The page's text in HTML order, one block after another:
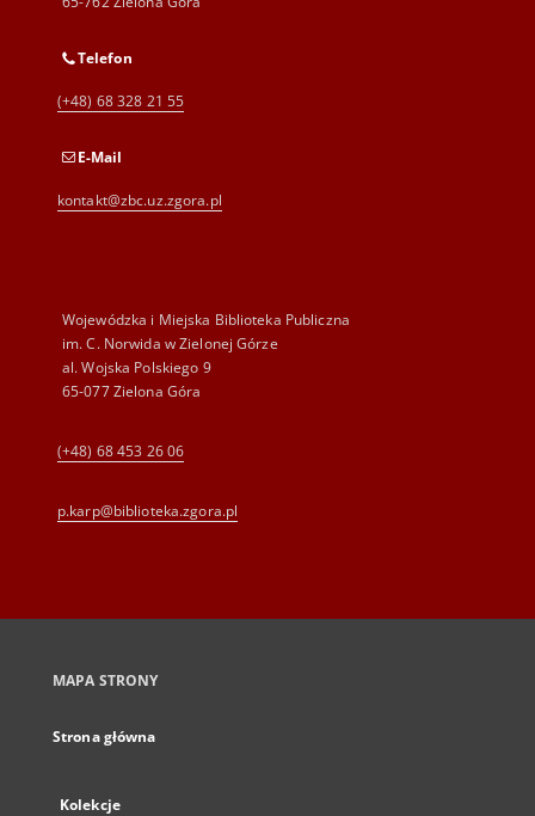
Telefon
(+48) 68 328 21 55
E-Mail
kontakt@zbc.uz.zgora.pl
Wojewódzka i Miejska Biblioteka Publiczna
im. C. Norwida w Zielonej Górze
al. Wojska Polskiego 9
65-077 Zielona Góra
(+48) 68 453 26 06
p.karp@biblioteka.zgora.pl
MAPA STRONY
Strona główna
Kolekcje